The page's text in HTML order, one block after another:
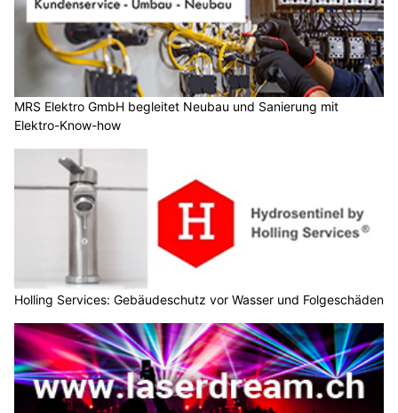
MRS Elektro GmbH begleitet Neubau und Sanierung mit
Elektro-Know-how
Holling Services: Gebäudeschutz vor Wasser und Folgeschäden